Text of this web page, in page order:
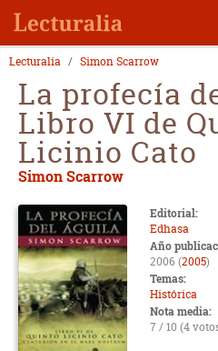
Lecturalia Simon Scarrow
La profecía
Libro VI de
Licinio Cato
Simon Scarrow
Editorial:
Edhasa
Año
2006 (2005)
Temas:
Histórica
Nota media:
7 / 10 (4